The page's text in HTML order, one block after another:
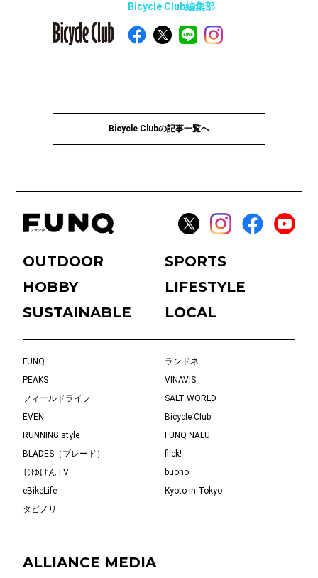
Bicycle Club編集部
Bicycle Clubの記事一覧へ
OUTDOOR
SPORTS
HOBBY
LIFESTYLE
SUSTAINABLE
LOCAL
FUNQ
ランドネ
PEAKS
VINAVIS
フィールドライフ
SALT WORLD
EVEN
Bicycle Club
RUNNING style
FUNQ NALU
BLADES（ブレード）
flick!
じゆけんTV
buono
eBikeLife
Kyoto in Tokyo
タビノリ
ALLIANCE MEDIA